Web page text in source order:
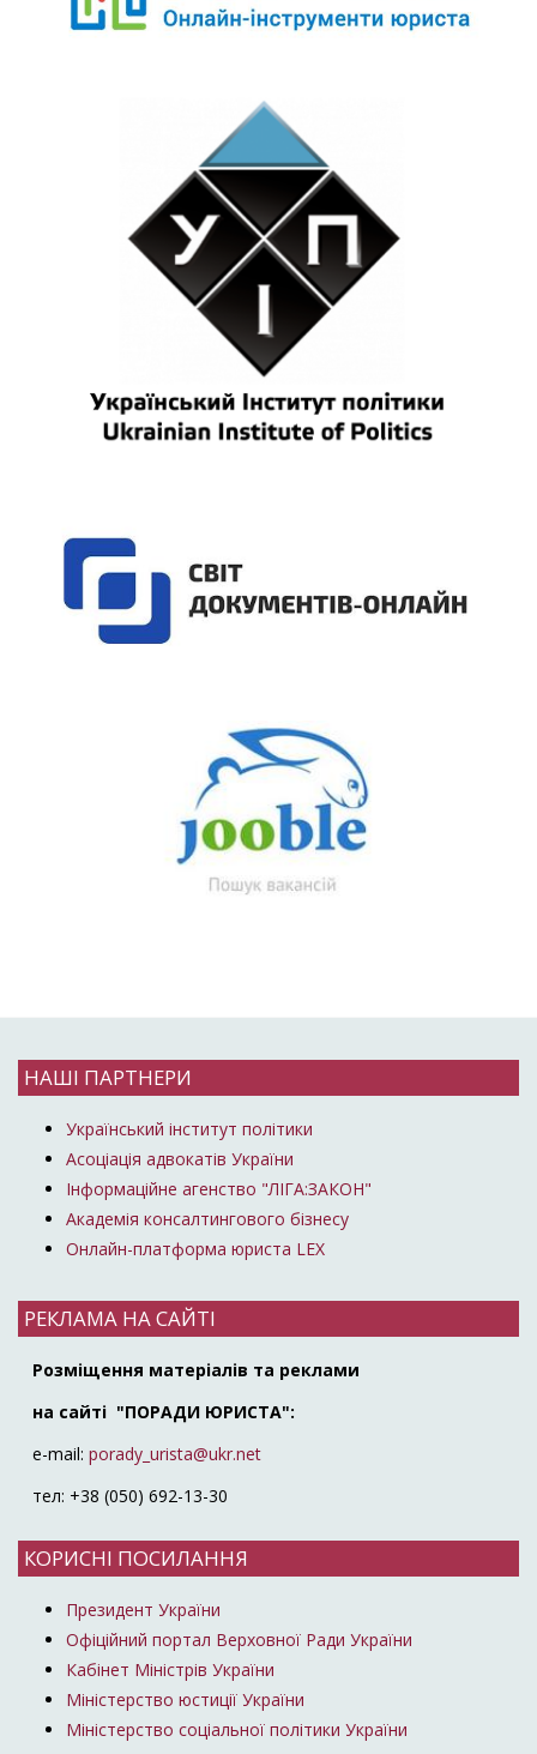
НАШІ ПАРТНЕРИ
Український інститут політики
Асоціація адвокатів України
Інформаційне агенство "ЛІГА:ЗАКОН"
Академія консалтингового бізнесу
Онлайн-платформа юриста LEX
РЕКЛАМА НА САЙТІ
Розміщення матеріалів та реклами
на сайті "ПОРАДИ ЮРИСТА":
e-mail: porady_urista@ukr.net
тел: +38 (050) 692-13-30
КОРИСНІ ПОСИЛАННЯ
Президент України
Офіційний портал Верховної Ради України
Кабінет Міністрів України
Міністерство юстиції України
Міністерство соціальної політики України